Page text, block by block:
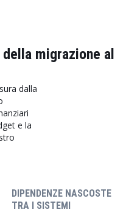
migrazione al
dalla
e la
DIPENDENZE NASCOSTE
TRA I SISTEMI